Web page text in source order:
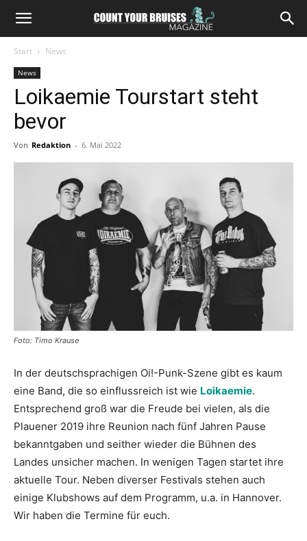
Start News
News
Loikaemie Tourstart steht
bevor
Von Redaktion - 6. Mai 2022
Foto: Timo Krause
In der deutschsprachigen Oi!-Punk-Szene gibt es kaum
eine Band, die so einflussreich ist wie Loikaemie.
Entsprechend groß war die Freude bei vielen, als die
Plauener 2019 ihre Reunion nach fünf Jahren Pause
bekanntgaben und seither wieder die Bühnen des
Landes unsicher machen. In wenigen Tagen startet ihre
aktuelle Tour. Neben diverser Festivals stehen auch
einige Klubshows auf dem Programm, u.a. in Hannover.
Wir haben die Termine für euch.